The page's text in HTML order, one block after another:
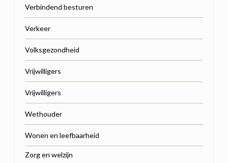
Verbindend besturen
Verkeer
Volksgezondheid
Vrijwilligers
Vrijwilligers
Wethouder
Wonen en leefbaarheid
Zorg en welzijn